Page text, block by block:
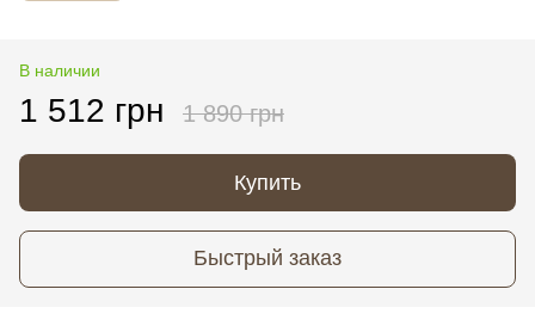
В наличии
1 512 грн 1 890 грн
Купить
Быстрый заказ